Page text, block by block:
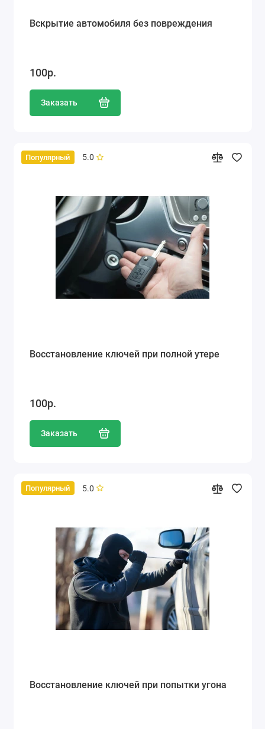
Вскрытие автомобиля без повреждения
100р.
Заказать
Популярный 5.0
Восстановление ключей при полной утере
100р.
Заказать
Популярный 5.0
Восстановление ключей при попытки угона